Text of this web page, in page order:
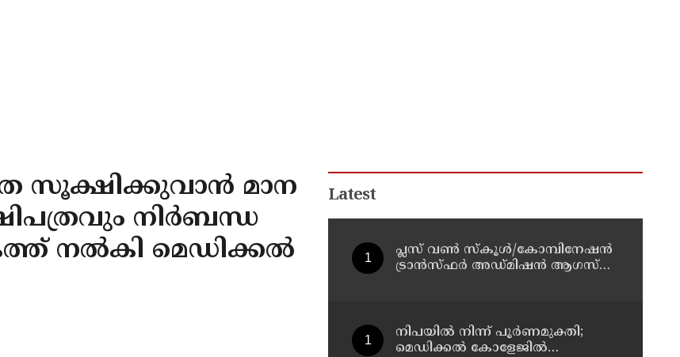
സൂക്ഷിക്കുവാൻ മാന
നിർബന്ധ
നൽകി മെഡിക്കൽ
Latest
പ്ലസ് വൺ സ്‌കൂൾ/കോമ്പിനേഷൻ
ട്രാൻസ്ഫർ അഡ്മിഷൻ ആഗസ്ത്
നിപയിൽ നിന്ന് പൂർണമുക്തി;
മെഡിക്കൽ കോളേജിൽ